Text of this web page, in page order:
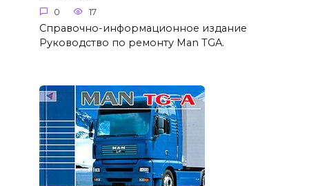
0 17
Справочно-информационное издание
Руководство по ремонту Man TGA.